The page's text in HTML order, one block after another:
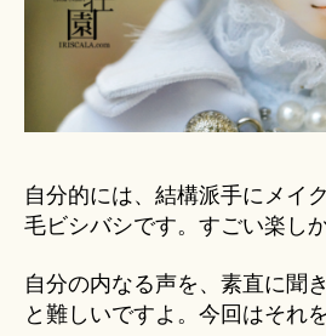
自分的には、結構派手にメイ
毛ビシバシです。すごい楽しか
自分の内なる声を、素直に聞
と難しいですよ。今回はそれ